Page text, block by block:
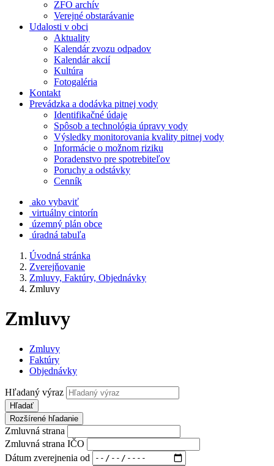
ZFO archív
Verejné obstarávanie
Udalosti v obci
Aktuality
Kalendár zvozu odpadov
Kalendár akcií
Kultúra
Fotogaléria
Kontakt
Prevádzka a dodávka pitnej vody
Identifikačné údaje
Spôsob a technológia úpravy vody
Výsledky monitorovania kvality pitnej vody
Informácie o možnom riziku
Poradenstvo pre spotrebiteľov
Poruchy a odstávky
Cenník
ako vybaviť
virtuálny cintorín
územný plán obce
úradná tabuľa
Úvodná stránka
Zverejňovanie
Zmluvy, Faktúry, Objednávky
Zmluvy
Zmluvy
Zmluvy
Faktúry
Objednávky
Hľadaný výraz
Hľadať
Rozšírené hľadanie
Zmluvná strana
Zmluvná strana IČO
Dátum zverejnenia od